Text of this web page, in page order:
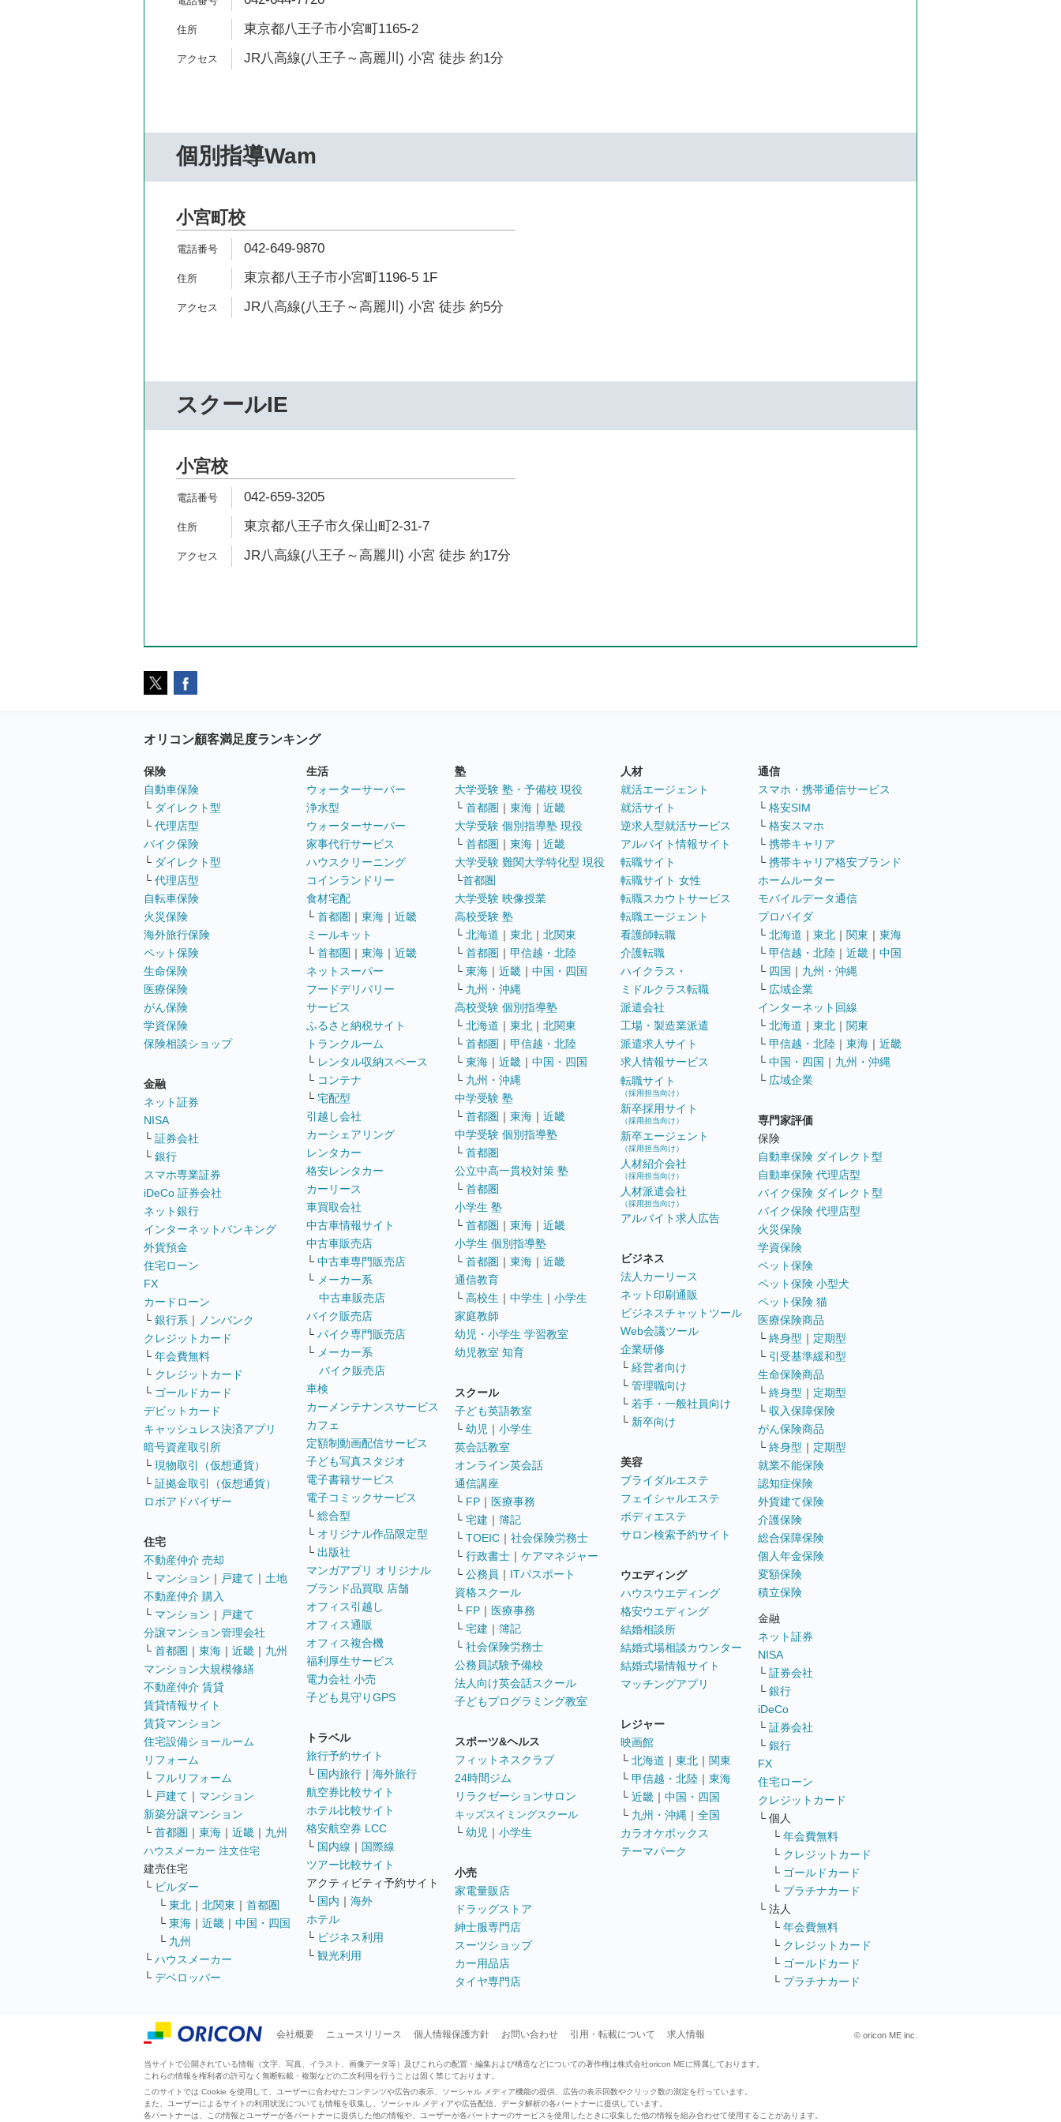
東京都八王子市小宮町1165-2
JR八高線(八王子～高麗川) 小宮 徒歩 約1分
個別指導Wam
小宮町校
042-649-9870
東京都八王子市小宮町1196-5 1F
JR八高線(八王子～高麗川) 小宮 徒歩 約5分
スクールIE
小宮校
042-659-3205
東京都八王子市久保山町2-31-7
JR八高線(八王子～高麗川) 小宮 徒歩 約17分
オリコン顧客満足度ランキング
保険
自動車保険
└ ダイレクト型
└ 代理店型
バイク保険
└ ダイレクト型
└ 代理店型
自転車保険
火災保険
海外旅行保険
ペット保険
生命保険
医療保険
がん保険
学資保険
保険相談ショップ
金融
ネット証券
NISA
└ 証券会社
└ 銀行
スマホ専業証券
iDeCo 証券会社
ネット銀行
インターネットバンキング
外貨預金
住宅ローン
FX
カードローン
└ 銀行系 ｜
ノンバンク
クレジットカード
└ 年会費無料
└ クレジットカード
└ ゴールドカード
デビットカード
キャッシュレス決済アプリ
暗号資産取引所
└ 現物取引（仮想通貨）
└ 証拠金取引（仮想通貨）
ロボアドバイザー
住宅
不動産仲介 売却
└ マンション ｜ 戸建て ｜ 土地
不動産仲介 購入
└ マンション ｜ 戸建て
分譲マンション管理会社
└ 首都圏 ｜ 東海 ｜ 近畿 ｜ 九州
マンション大規模修繕
不動産仲介 賃貸
賃貸情報サイト
賃貸マンション
住宅設備ショールーム
リフォーム
└ フルリフォーム
└ 戸建て ｜ マンション
新築分譲マンション
└ 首都圏 ｜ 東海 ｜ 近畿 ｜ 九州
ハウスメーカー 注文住宅
建売住宅
└ ビルダー
└ 東北 ｜ 北関東 ｜ 首都圏
└ 東海 ｜ 近畿 ｜ 中国・四国
└ 九州
└ ハウスメーカー
└ デベロッパー
生活
ウォーターサーバー
浄水型
ウォーターサーバー
家事代行サービス
ハウスクリーニング
コインランドリー
食材宅配
└ 首都圏 ｜ 東海 ｜ 近畿
ミールキット
└ 首都圏 ｜ 東海 ｜ 近畿
ネットスーパー
フードデリバリー
サービス
ふるさと納税サイト
トランクルーム
└ レンタル収納スペース
└ コンテナ
└ 宅配型
引越し会社
カーシェアリング
レンタカー
格安レンタカー
カーリース
車買取会社
中古車情報サイト
中古車販売店
└ 中古車専門販売店
└ メーカー系
中古車販売店
バイク販売店
└ バイク専門販売店
└ メーカー系
バイク販売店
車検
カーメンテナンスサービス
カフェ
定額制動画配信サービス
子ども写真スタジオ
電子書籍サービス
電子コミックサービス
└ 総合型
└ オリジナル作品限定型
└ 出版社
マンガアプリ オリジナル
ブランド品買取 店舗
オフィス引越し
オフィス通販
オフィス複合機
福利厚生サービス
電力会社 小売
子ども見守りGPS
トラベル
旅行予約サイト
└ 国内旅行 ｜ 海外旅行
航空券比較サイト
ホテル比較サイト
格安航空券 LCC
└ 国内線 ｜ 国際線
ツアー比較サイト
アクティビティ予約サイト
└ 国内 ｜ 海外
ホテル
└ ビジネス利用
└ 観光利用
塾
大学受験 塾・予備校 現役
└ 首都圏 ｜ 東海 ｜ 近畿
大学受験 個別指導塾 現役
└ 首都圏 ｜ 東海 ｜ 近畿
大学受験 難関大学特化型 現役
└首都圏
大学受験 映像授業
高校受験 塾
└ 北海道 ｜ 東北 ｜ 北関東
└ 首都圏 ｜ 甲信越・北陸
└ 東海 ｜ 近畿 ｜ 中国・四国
└ 九州・沖縄
高校受験 個別指導塾
└ 北海道 ｜ 東北 ｜ 北関東
└ 首都圏 ｜ 甲信越・北陸
└ 東海 ｜ 近畿 ｜ 中国・四国
└ 九州・沖縄
中学受験 塾
└ 首都圏 ｜ 東海 ｜ 近畿
中学受験 個別指導塾
└ 首都圏
公立中高一貫校対策 塾
└ 首都圏
小学生 塾
└ 首都圏 ｜ 東海 ｜ 近畿
小学生 個別指導塾
└ 首都圏 ｜ 東海 ｜ 近畿
通信教育
└ 高校生 ｜ 中学生 ｜ 小学生
家庭教師
幼児・小学生 学習教室
幼児教室 知育
スクール
子ども英語教室
└ 幼児 ｜ 小学生
英会話教室
オンライン英会話
通信講座
└ FP ｜ 医療事務
└ 宅建 ｜ 簿記
└ TOEIC ｜ 社会保険労務士
└ 行政書士 ｜ ケアマネジャー
└ 公務員 ｜ ITパスポート
資格スクール
└ FP ｜ 医療事務
└ 宅建 ｜ 簿記
└ 社会保険労務士
公務員試験予備校
法人向け英会話スクール
子どもプログラミング教室
スポーツ&ヘルス
フィットネスクラブ
24時間ジム
リラクゼーションサロン
キッズスイミングスクール
└ 幼児 ｜ 小学生
小売
家電量販店
ドラッグストア
紳士服専門店
スーツショップ
カー用品店
タイヤ専門店
人材
就活エージェント
就活サイト
逆求人型就活サービス
アルバイト情報サイト
転職サイト
転職サイト 女性
転職スカウトサービス
転職エージェント
看護師転職
介護転職
ハイクラス・
ミドルクラス転職
派遣会社
工場・製造業派遣
派遣求人サイト
求人情報サービス
転職サイト
（採用担当向け）
新卒採用サイト
（採用担当向け）
新卒エージェント
（採用担当向け）
人材紹介会社
（採用担当向け）
人材派遣会社
（採用担当向け）
アルバイト求人広告
ビジネス
法人カーリース
ネット印刷通販
ビジネスチャットツール
Web会議ツール
企業研修
└ 経営者向け
└ 管理職向け
└ 若手・一般社員向け
└ 新卒向け
美容
ブライダルエステ
フェイシャルエステ
ボディエステ
サロン検索予約サイト
ウエディング
ハウスウエディング
格安ウエディング
結婚相談所
結婚式場相談カウンター
結婚式場情報サイト
マッチングアプリ
レジャー
映画館
└ 北海道 ｜ 東北 ｜ 関東
└ 甲信越・北陸 ｜ 東海
└ 近畿 ｜ 中国・四国
└ 九州・沖縄 ｜ 全国
カラオケボックス
テーマパーク
通信
スマホ・携帯通信サービス
└ 格安SIM
└ 格安スマホ
└ 携帯キャリア
└ 携帯キャリア格安ブランド
ホームルーター
モバイルデータ通信
プロバイダ
└ 北海道 ｜ 東北 ｜ 関東 ｜ 東海
└ 甲信越・北陸 ｜ 近畿 ｜ 中国
└ 四国 ｜ 九州・沖縄
└ 広域企業
インターネット回線
└ 北海道 ｜ 東北 ｜ 関東
└ 甲信越・北陸 ｜ 東海 ｜ 近畿
└ 中国・四国 ｜ 九州・沖縄
└ 広域企業
専門家評価
保険
自動車保険 ダイレクト型
自動車保険 代理店型
バイク保険 ダイレクト型
バイク保険 代理店型
火災保険
学資保険
ペット保険
ペット保険 小型犬
ペット保険 猫
医療保険商品
└ 終身型 ｜ 定期型
└ 引受基準緩和型
生命保険商品
└ 終身型 ｜ 定期型
└ 収入保障保険
がん保険商品
└ 終身型 ｜ 定期型
就業不能保険
認知症保険
外貨建て保険
介護保険
総合保障保険
個人年金保険
変額保険
積立保険
金融
ネット証券
NISA
└ 証券会社
└ 銀行
iDeCo
└ 証券会社
└ 銀行
FX
住宅ローン
クレジットカード
└ 個人
└ 年会費無料
└ クレジットカード
└ ゴールドカード
└ プラチナカード
└ 法人
└ 年会費無料
└ クレジットカード
└ ゴールドカード
└ プラチナカード
会社概要 ニュースリリース 個人情報保護方針 お問い合わせ 引用・転載について 求人情報 © oricon ME inc.
当サイトで公開されている情報（文字、写真、イラスト、画像データ等）及びこれらの配置・編集および構造などについての著作権は株式会社oricon MEに帰属しております。
これらの情報を権利者の許可なく無断転載・複製などの二次利用を行うことは固く禁じております。
このサイトでは Cookie を使用して、ユーザーに合わせたコンテンツや広告の表示、ソーシャル メディア機能の提供、広告の表示回数やクリック数の測定を行っています。
また、ユーザーによるサイトの利用状況についても情報を収集し、ソーシャル メディアや広告配信、データ解析の各パートナーに提供しています。
各パートナーは、この情報とユーザーが各パートナーに提供した他の情報や、ユーザーが各パートナーのサービスを使用したときに収集した他の情報を組み合わせて使用することがあります。